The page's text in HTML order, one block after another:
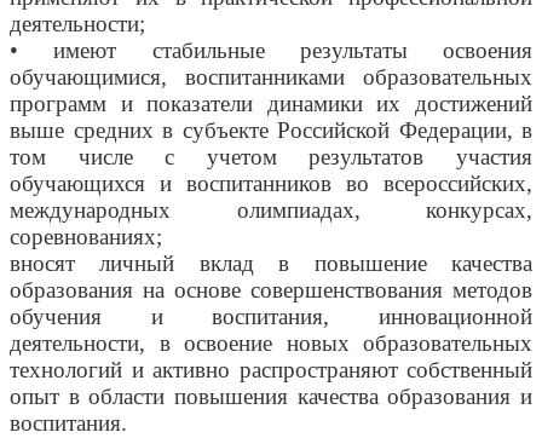
деятельности;
• имеют стабильные результаты освоения
обучающимися, воспитанниками образовательных
программ и показатели динамики их достижений
выше средних в субъекте Российской Федерации, в
том числе с учетом результатов участия
обучающихся и воспитанников во всероссийских,
международных олимпиадах, конкурсах,
соревнованиях;
вносят личный вклад в повышение качества
образования на основе совершенствования методов
обучения и воспитания, инновационной
деятельности, в освоение новых образовательных
технологий и активно распространяют собственный
опыт в области повышения качества образования и
воспитания.